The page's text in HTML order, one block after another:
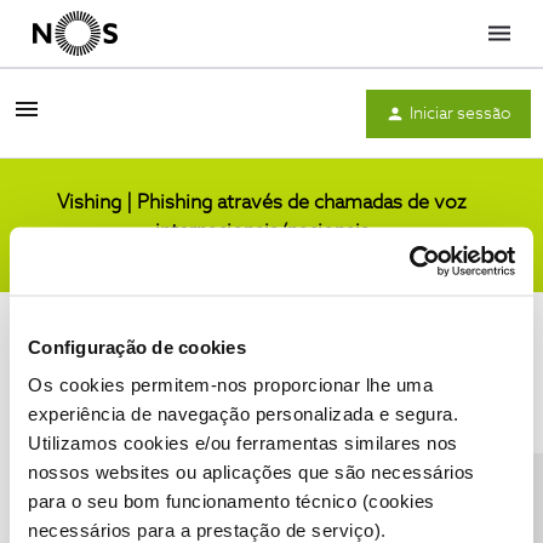
Configuração de cookies
Os cookies permitem-nos proporcionar lhe uma
experiência de navegação personalizada e segura.
Utilizamos cookies e/ou ferramentas similares nos
nossos websites ou aplicações que são necessários
para o seu bom funcionamento técnico (cookies
necessários para a prestação de serviço).
Menu
Iniciar sessão
Vishing | Phishing através de chamadas de voz
internacionais/nacionais
Condições do Fórum NOS Accessibility statement